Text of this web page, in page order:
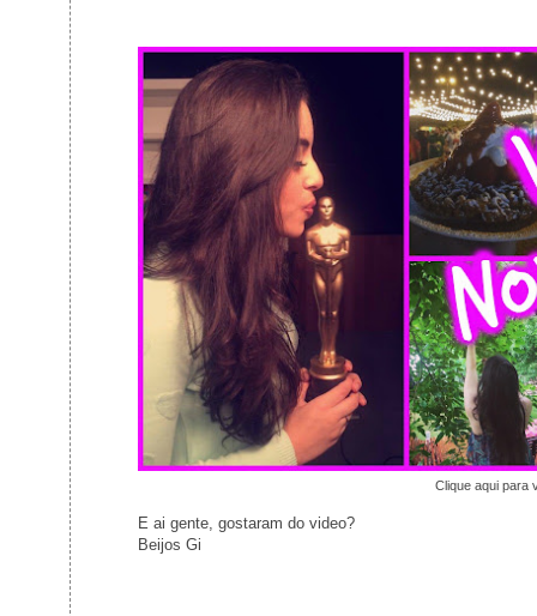
Clique aqui para
E ai gente, gostaram do video?
Beijos Gi